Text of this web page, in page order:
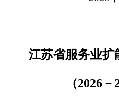
江苏省服务业扩
（2026－